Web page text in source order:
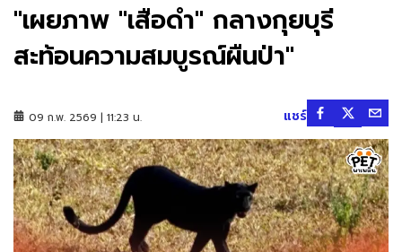
"เผยภาพ "เสือดำ" กลางกุยบุรี
สะท้อนความสมบูรณ์ผืนป่า"
09 ก.พ. 2569 | 11:23 น. แชร์